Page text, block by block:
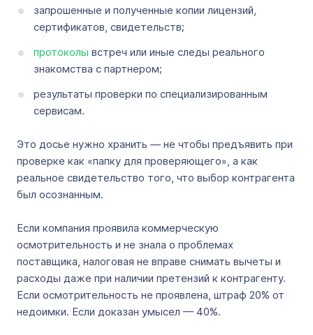
запрошенные и полученные копии лицензий,
сертификатов, свидетельств;
протоколы встреч или иные следы реального
знакомства с партнером;
результаты проверки по специализированным
сервисам.
Это досье нужно хранить — не чтобы предъявить при
проверке как «папку для проверяющего», а как
реальное свидетельство того, что выбор контрагента
был осознанным.
Если компания проявила коммерческую
осмотрительность и не знала о проблемах
поставщика, налоговая не вправе снимать вычеты и
расходы даже при наличии претензий к контрагенту.
Если осмотрительность не проявлена, штраф 20% от
недоимки. Если доказан умысел — 40%.